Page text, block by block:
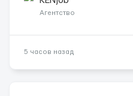
Агентство
5 часов назад